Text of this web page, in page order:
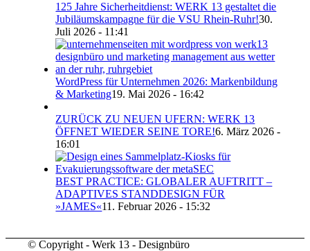
125 Jahre Sicherheitdienst: WERK 13 gestaltet die
Jubiläumskampagne für die VSU Rhein-Ruhr!30.
Juli 2026 - 11:41
WordPress für Unternehmen 2026: Markenbildung
& Marketing19. Mai 2026 - 16:42
ZURÜCK ZU NEUEN UFERN: WERK 13
ÖFFNET WIEDER SEINE TORE!6. März 2026 -
16:01
BEST PRACTICE: GLOBALER AUFTRITT –
ADAPTIVES STANDDESIGN FÜR
»JAMES«11. Februar 2026 - 15:32
© Copyright - Werk 13 - Designbüro